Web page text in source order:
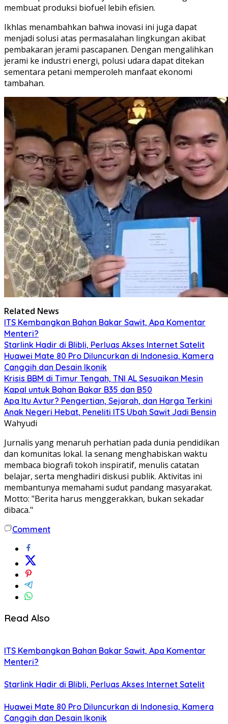
membuat produksi biofuel lebih efisien.
Ikhlas menambahkan bahwa inovasi ini juga dapat
menjadi solusi atas permasalahan lingkungan akibat
pembakaran jerami pascapanen. Dengan mengalihkan
jerami ke industri energi, polusi udara dapat ditekan
sementara petani memperoleh manfaat ekonomi
tambahan.
Related News
ITS Kembangkan Bahan Bakar Sawit, Apa Komentar
Menteri?
Starlink Hadir di Blibli, Perluas Akses Internet Satelit
Huawei Mate 80 Pro Diluncurkan di Indonesia, Kamera
Canggih dan Desain Ikonik
Krisis BBM di Timur Tengah, TNI AL Sesuaikan Mesin
Kapal untuk Bahan Bakar B35 dan B50
Apa Itu Avtur? Pengertian, Sejarah, dan Harga Terkini
Anak Negeri Hebat, Peneliti ITS Ubah Sawit Jadi Bensin
Wahyudi
Jurnalis yang menaruh perhatian pada dunia pendidikan
dan komunitas lokal. Ia senang menghabiskan waktu
membaca biografi tokoh inspiratif, menulis catatan
belajar, serta menghadiri diskusi publik. Aktivitas ini
membantunya memahami sudut pandang masyarakat.
Motto: "Berita harus menggerakkan, bukan sekadar
dibaca."
Comment
Read Also
ITS Kembangkan Bahan Bakar Sawit, Apa Komentar
Menteri?
Starlink Hadir di Blibli, Perluas Akses Internet Satelit
Huawei Mate 80 Pro Diluncurkan di Indonesia, Kamera
Canggih dan Desain Ikonik